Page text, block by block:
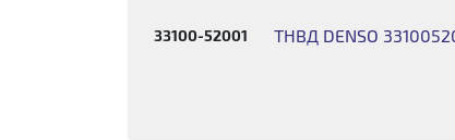
33100-52001 ТНВД DENSO